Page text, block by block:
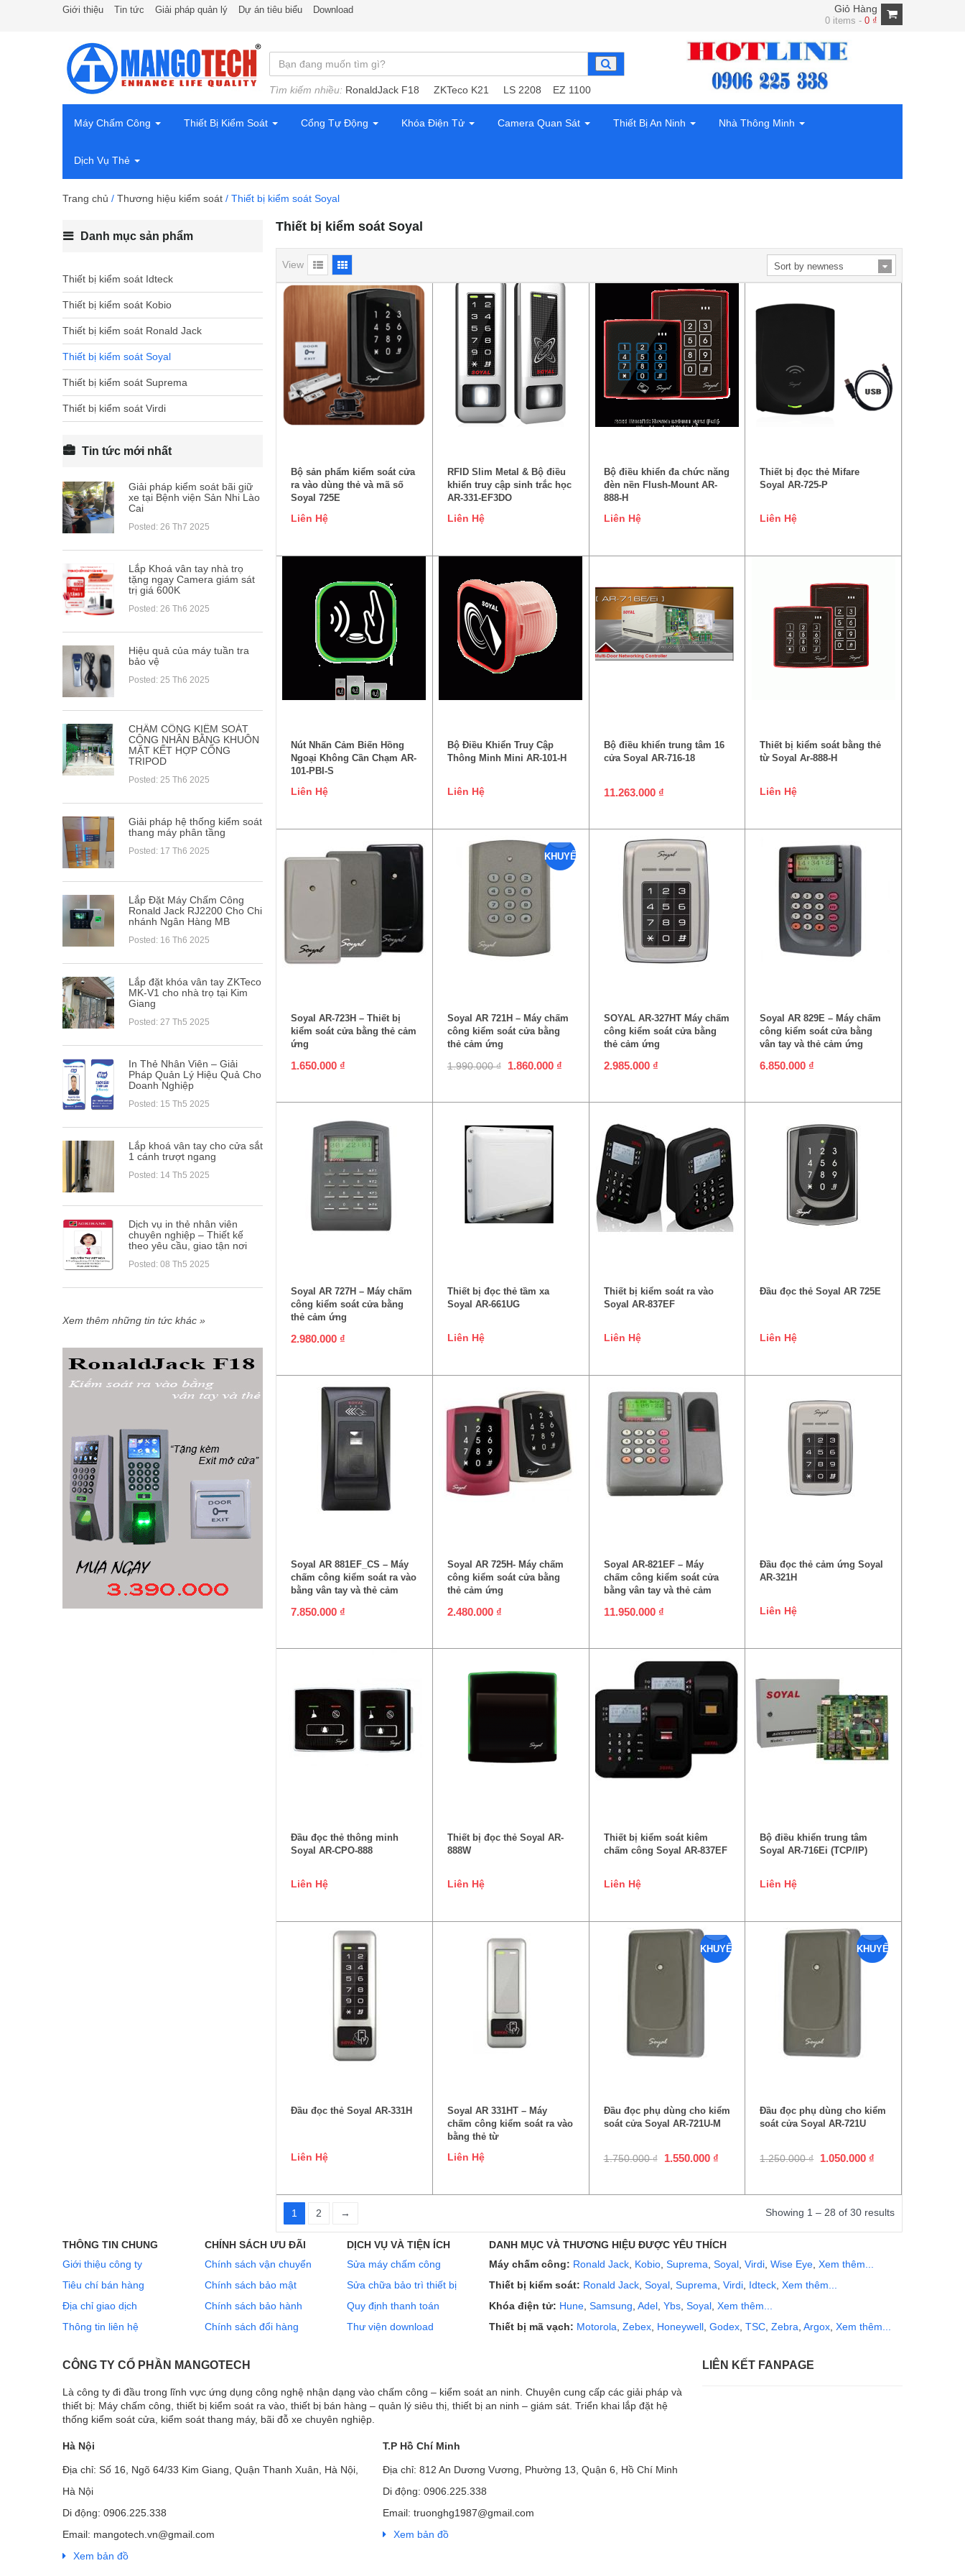
Giới thiệu Tin tức Giải pháp quản lý Dự án tiêu biểu Download Giỏ Hàng
0 items -0 ₫
Tìm kiếm nhiều: RonaldJack F18 ZKTeco K21 LS 2208 EZ 1100
Máy Chấm Công Thiết Bị Kiểm Soát Cổng Tự Động Khóa Điện Tử Camera Quan Sát Thiết Bị An Ninh Nhà Thông Minh
Dịch Vụ Thẻ
Trang chủ / Thương hiệu kiểm soát / Thiết bị kiểm soát Soyal
Thiết bị kiểm soát Soyal
View
Bộ sản phẩm kiểm soát cửa
ra vào dùng thẻ và mã số
Soyal 725E
Liên Hệ
RFID Slim Metal & Bộ điều
khiển truy cập sinh trắc học
AR-331-EF3DO
Liên Hệ
Bộ điều khiển đa chức năng
đèn nền Flush-Mount AR-
888-H
Liên Hệ
Thiết bị đọc thẻ Mifare
Soyal AR-725-P
Liên Hệ
Nút Nhấn Cảm Biến Hồng
Ngoại Không Cần Chạm AR-
101-PBI-S
Liên Hệ
Bộ Điều Khiển Truy Cập
Thông Minh Mini AR-101-H
Liên Hệ
Bộ điều khiển trung tâm 16
cửa Soyal AR-716-18
11.263.000 ₫
Thiết bị kiểm soát bằng thẻ
từ Soyal Ar-888-H
Liên Hệ
Soyal AR-723H – Thiết bị
kiểm soát cửa bằng thẻ cảm
ứng
1.650.000 ₫
KHUYẾN
Soyal AR 721H – Máy chấm
công kiểm soát cửa bằng
thẻ cảm ứng
1.990.000₫ 1.860.000 ₫
SOYAL AR-327HT Máy chấm
công kiểm soát cửa bằng
thẻ cảm ứng
2.985.000 ₫
Soyal AR 829E – Máy chấm
công kiểm soát cửa bằng
vân tay và thẻ cảm ứng
6.850.000 ₫
Soyal AR 727H – Máy chấm
công kiểm soát cửa bằng
thẻ cảm ứng
2.980.000 ₫
Thiết bị đọc thẻ tầm xa
Soyal AR-661UG
Liên Hệ
Thiết bị kiểm soát ra vào
Soyal AR-837EF
Liên Hệ
Đầu đọc thẻ Soyal AR 725E
Liên Hệ
Soyal AR 881EF_CS – Máy
chấm công kiểm soát ra vào
bằng vân tay và thẻ cảm
7.850.000 ₫
Soyal AR 725H- Máy chấm
công kiểm soát cửa bằng
thẻ cảm ứng
2.480.000 ₫
Soyal AR-821EF – Máy
chấm công kiểm soát cửa
bằng vân tay và thẻ cảm
11.950.000 ₫
Đầu đọc thẻ cảm ứng Soyal
AR-321H
Liên Hệ
Đầu đọc thẻ thông minh
Soyal AR-CPO-888
Liên Hệ
Thiết bị đọc thẻ Soyal AR-
888W
Liên Hệ
Thiết bị kiểm soát kiêm
chấm công Soyal AR-837EF
Liên Hệ
Bộ điều khiển trung tâm
Soyal AR-716Ei (TCP/IP)
Liên Hệ
Đầu đọc thẻ Soyal AR-331H
Liên Hệ
Soyal AR 331HT – Máy
chấm công kiểm soát ra vào
bằng thẻ từ
Liên Hệ
KHUYẾN
Đầu đọc phụ dùng cho kiểm
soát cửa Soyal AR-721U-M
1.750.000₫ 1.550.000 ₫
KHUYẾN
Đầu đọc phụ dùng cho kiểm
soát cửa Soyal AR-721U
1.250.000₫ 1.050.000 ₫
1 2 → Showing 1 – 28 of 30 results
Danh mục sản phẩm
Thiết bị kiểm soát Idteck
Thiết bị kiểm soát Kobio
Thiết bị kiểm soát Ronald Jack
Thiết bị kiểm soát Soyal
Thiết bị kiểm soát Suprema
Thiết bị kiểm soát Virdi
Tin tức mới nhất
Giải pháp kiểm soát bãi giữ
xe tại Bệnh viện Sản Nhi Lào
Cai
Posted: 26 Th7 2025
Lắp Khoá vân tay nhà trọ
tặng ngay Camera giám sát
trị giá 600K
Posted: 26 Th6 2025
Hiệu quả của máy tuần tra
bảo vệ
Posted: 25 Th6 2025
CHẤM CÔNG KIỂM SOÁT
CÔNG NHÂN BẰNG KHUÔN
MẶT KẾT HỢP CỔNG
TRIPOD
Posted: 25 Th6 2025
Giải pháp hệ thống kiểm soát
thang máy phân tầng
Posted: 17 Th6 2025
Lắp Đặt Máy Chấm Công
Ronald Jack RJ2200 Cho Chi
nhánh Ngân Hàng MB
Posted: 16 Th6 2025
Lắp đặt khóa vân tay ZKTeco
MK-V1 cho nhà trọ tại Kim
Giang
Posted: 27 Th5 2025
In Thẻ Nhân Viên – Giải
Pháp Quản Lý Hiệu Quả Cho
Doanh Nghiệp
Posted: 15 Th5 2025
Lắp khoá vân tay cho cửa sắt
1 cánh trượt ngang
Posted: 14 Th5 2025
Dịch vụ in thẻ nhân viên
chuyên nghiệp – Thiết kế
theo yêu cầu, giao tận nơi
Posted: 08 Th5 2025
Xem thêm những tin tức khác »
THÔNG TIN CHUNG
Giới thiệu công ty
Tiêu chí bán hàng
Địa chỉ giao dịch
Thông tin liên hệ
CHÍNH SÁCH ƯU ĐÃI
Chính sách vận chuyển
Chính sách bảo mật
Chính sách bảo hành
Chính sách đổi hàng
DỊCH VỤ VÀ TIỆN ÍCH
Sửa máy chấm công
Sửa chữa bảo trì thiết bị
Quy định thanh toán
Thư viện download
DANH MỤC VÀ THƯƠNG HIỆU ĐƯỢC YÊU THÍCH
Máy chấm công: Ronald Jack Kobio Suprema Soyal Virdi Wise Eye Xem thêm...
Thiết bị kiểm soát: Ronald Jack Soyal Suprema Virdi Idteck Xem thêm...
Khóa điện tử: Hune Samsung Adel Ybs Soyal Xem thêm...
Thiết bị mã vạch: Motorola Zebex Honeywell Godex TSC Zebra Argox Xem thêm...
CÔNG TY CỔ PHẦN MANGOTECH
Là công ty đi đầu trong lĩnh vực ứng dụng công nghệ nhận dạng vào chấm công – kiểm soát an ninh. Chuyên cung cấp các giải pháp và
thiết bị: Máy chấm công, thiết bị kiểm soát ra vào, thiết bị bán hàng – quản lý siêu thị, thiết bị an ninh – giám sát. Triển khai lắp đặt hệ
thống kiểm soát cửa, kiểm soát thang máy, bãi đỗ xe chuyên nghiệp.
Hà Nội
Địa chỉ: Số 16, Ngõ 64/33 Kim Giang, Quận Thanh Xuân, Hà Nội,
Hà Nội
Di động: 0906.225.338
Email: mangotech.vn@gmail.com
Xem bản đồ
T.P Hồ Chí Minh
Địa chỉ: 812 An Dương Vương, Phường 13, Quận 6, Hồ Chí Minh
Di động: 0906.225.338
Email: truonghg1987@gmail.com
Xem bản đồ
LIÊN KẾT FANPAGE